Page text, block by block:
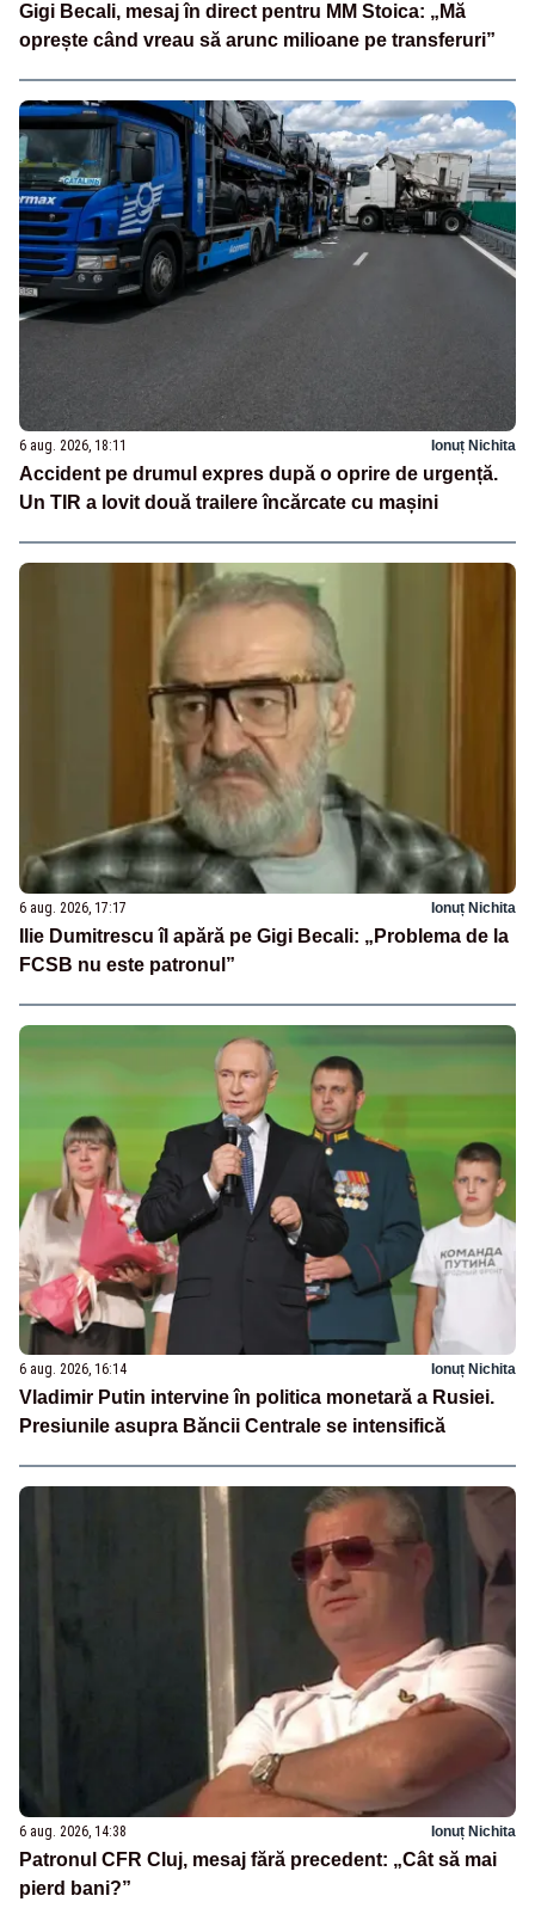
Gigi Becali, mesaj în direct pentru MM Stoica: „Mă
oprește când vreau să arunc milioane pe transferuri”
6 aug. 2026, 18:11 Ionuț Nichita
Accident pe drumul expres după o oprire de urgență.
Un TIR a lovit două trailere încărcate cu mașini
6 aug. 2026, 17:17 Ionuț Nichita
Ilie Dumitrescu îl apără pe Gigi Becali: „Problema de la
FCSB nu este patronul”
6 aug. 2026, 16:14 Ionuț Nichita
Vladimir Putin intervine în politica monetară a Rusiei.
Presiunile asupra Băncii Centrale se intensifică
6 aug. 2026, 14:38 Ionuț Nichita
Patronul CFR Cluj, mesaj fără precedent: „Cât să mai
pierd bani?”